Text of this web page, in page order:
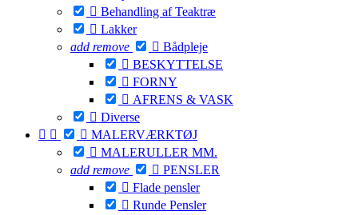
 Behandling af Teaktræ
 Lakker
add remove  Bådpleje
 BESKYTTELSE
 FORNY
 AFRENS & VASK
 Diverse
   MALERVÆRKTØJ
 MALERULLER MM.
add remove  PENSLER
 Flade pensler
 Runde Pensler